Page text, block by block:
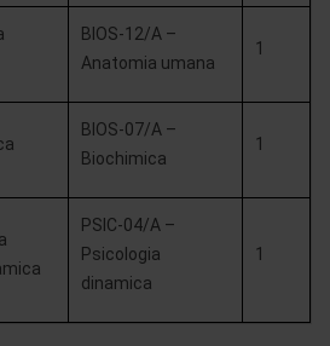
BIOS-12/A –
Anatomia umana
1
BIOS-07/A –
Biochimica
1
PSIC-04/A –
Psicologia
dinamica
1